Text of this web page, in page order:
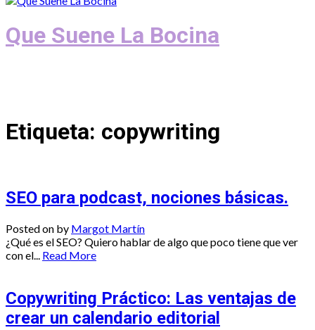
Que Suene La Bocina
Etiqueta: copywriting
SEO para podcast, nociones básicas.
Posted on by Margot Martín
¿Qué es el SEO? Quiero hablar de algo que poco tiene que ver
con el...
Read More
Copywriting Práctico: Las ventajas de
crear un calendario editorial